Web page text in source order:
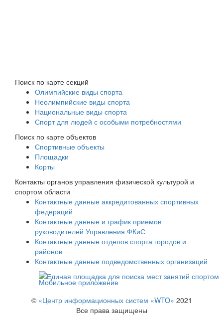
Поиск по карте секций
Олимпийские виды спорта
Неолимпийские виды спорта
Национальные виды спорта
Спорт для людей с особыми потребностями
Поиск по карте объектов
Спортивные объекты
Площадки
Корты
Контакты органов управления физической культурой и
спортом области
Контактные данные аккредитованных спортивных
федераций
Контактные данные и график приемов
руководителей Управления ФКиС
Контактные данные отделов спорта городов и
районов
Контактные данные подведомственных организаций
Мобильное приложение
© «Центр информационных систем «WTO» 2021
Все права защищены